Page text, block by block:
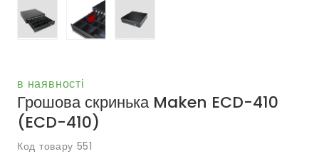
в наявності
Грошова скринька Maken ECD-410
(ECD-410)
Код товару 551